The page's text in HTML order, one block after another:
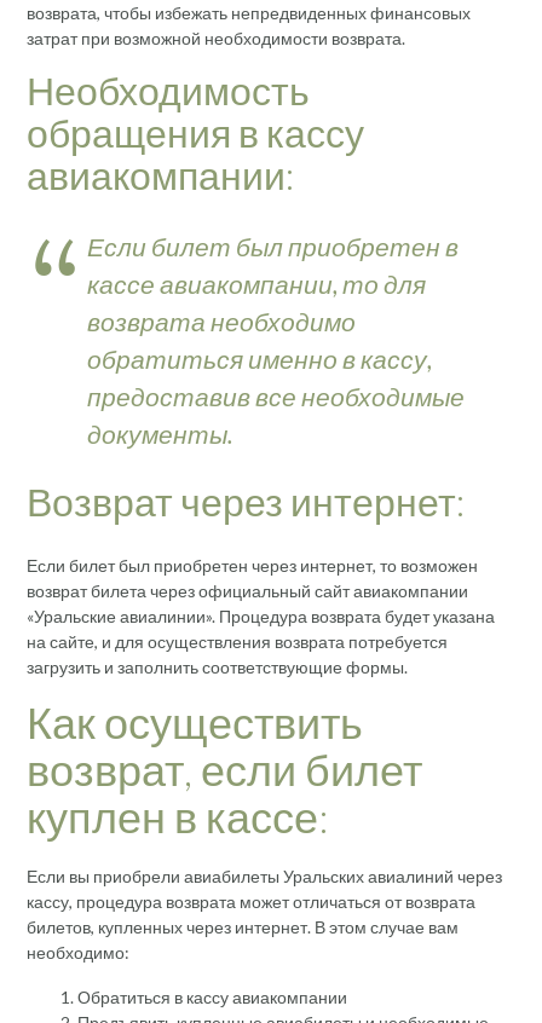
возврата, чтобы избежать непредвиденных финансовых
затрат при возможной необходимости возврата.
Необходимость
обращения в кассу
авиакомпании:
Если билет был приобретен в
кассе авиакомпании, то для
возврата необходимо
обратиться именно в кассу,
предоставив все необходимые
документы.
Возврат через интернет:
Если билет был приобретен через интернет, то возможен
возврат билета через официальный сайт авиакомпании
«Уральские авиалинии». Процедура возврата будет указана
на сайте, и для осуществления возврата потребуется
загрузить и заполнить соответствующие формы.
Как осуществить
возврат, если билет
куплен в кассе:
Если вы приобрели авиабилеты Уральских авиалиний через
кассу, процедура возврата может отличаться от возврата
билетов, купленных через интернет. В этом случае вам
необходимо:
Обратиться в кассу авиакомпании